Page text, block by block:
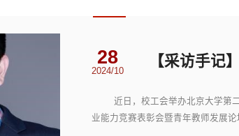
28
2024/10
【采访手记
近日，校工会举办北京大学第二
业能力竞赛表彰会暨青年教师发展